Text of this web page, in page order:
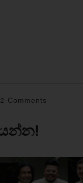
2 Comments